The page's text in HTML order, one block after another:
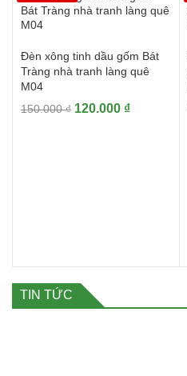
Đèn xông tinh dầu gốm Bát
Tràng nhà tranh làng quê
M04
150.000₫ Giá
120.000 ₫Giá
TIN TỨC